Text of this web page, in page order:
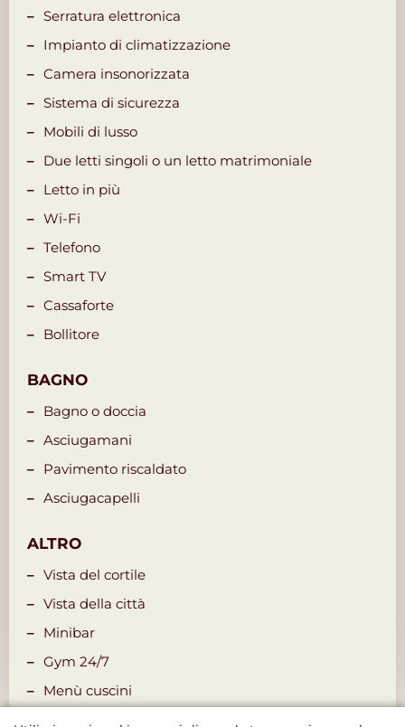
Serratura elettronica
Impianto di climatizzazione
Camera insonorizzata
Sistema di sicurezza
Mobili di lusso
Due letti singoli o un letto matrimoniale
Letto in più
Wi-Fi
Telefono
Smart TV
Cassaforte
Bollitore
BAGNO
Bagno o doccia
Asciugamani
Pavimento riscaldato
Asciugacapelli
ALTRO
Vista del cortile
Vista della città
Minibar
Gym 24/7
Menù cuscini